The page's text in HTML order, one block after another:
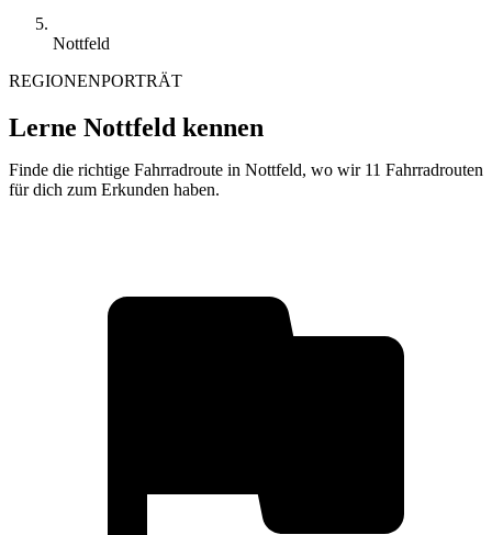
Nottfeld
REGIONENPORTRÄT
Lerne Nottfeld kennen
Finde die richtige Fahrradroute in Nottfeld, wo wir 11 Fahrradrouten
für dich zum Erkunden haben.